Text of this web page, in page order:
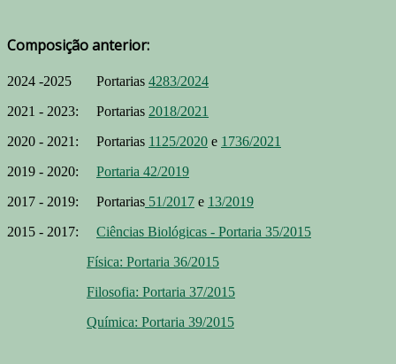
Composição anterior:
2024 -2025 Portarias 4283/2024
2021 - 2023: Portarias 2018/2021
2020 - 2021: Portarias 1125/2020 e 1736/2021
2019 - 2020: Portaria 42/2019
2017 - 2019: Portarias 51/2017 e 13/2019
2015 - 2017: Ciências Biológicas - Portaria 35/2015
Física: Portaria 36/2015
Filosofia: Portaria 37/2015
Química: Portaria 39/2015